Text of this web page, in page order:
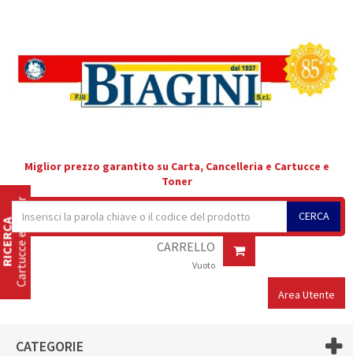
Miglior prezzo garantito su Carta, Cancelleria e Cartucce e
Toner
CERCA
CARRELLO
Vuoto
Area Utente
CATEGORIE
Cartucce e Toner